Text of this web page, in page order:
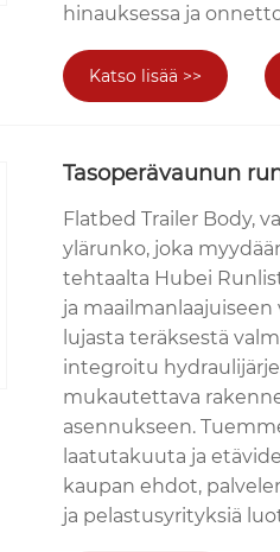
hinauksessa ja
Katso lisää >>
Tasoperävaunun
Flatbed Trailer Body,
ylärunko, joka
tehtaalta Hubei
ja
lujasta teräksestä
integroitu
mukautettava
asennukseen.
laatutakuuta ja
kaupan ehdot,
ja pelastusyrityksiä